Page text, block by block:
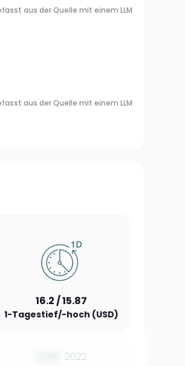
aus der Quelle mit einem LLM
aus der Quelle mit einem LLM
16.2 / 15.87
1-Tagestief/-hoch (USD)
2022